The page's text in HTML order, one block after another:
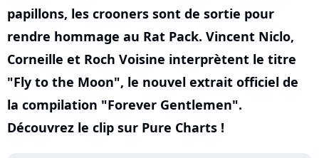
papillons, les crooners sont de sortie pour
rendre hommage au Rat Pack. Vincent Niclo,
Corneille et Roch Voisine interprètent le titre
"Fly to the Moon", le nouvel extrait officiel de
la compilation "Forever Gentlemen".
Découvrez le clip sur Pure Charts !